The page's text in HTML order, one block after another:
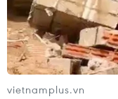
vietnamplus.vn